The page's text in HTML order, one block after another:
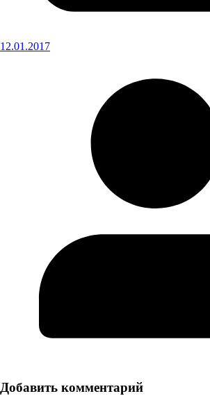
12.01.2017
Добавить комментарий